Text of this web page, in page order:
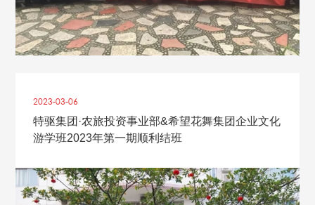
2023-03-06
特驱集团·农旅投资事业部&希望花舞集团企业文化
游学班2023年第一期顺利结班